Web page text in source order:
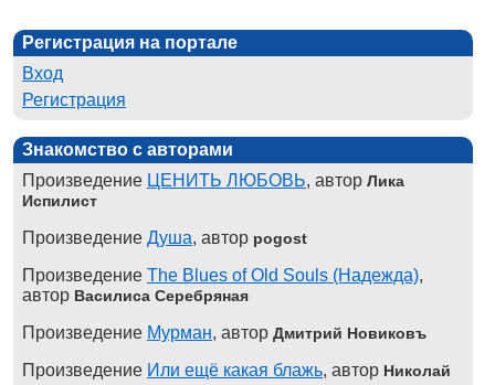
Регистрация на портале
Вход
Регистрация
Знакомство с авторами
Произведение ЦЕНИТЬ ЛЮБОВЬ, автор Лика
Испилист
Произведение Душа, автор pogost
Произведение The Blues of Old Souls (Надежда),
автор Василиса Серебряная
Произведение Мурман, автор Дмитрий Новиковъ
Произведение Или ещё какая блажь, автор Николай